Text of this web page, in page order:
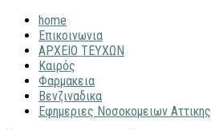
home
Επικοινωνια
ΑΡΧΕΙΟ ΤΕΥΧΩΝ
Καιρός
Φαρμακεια
Βενζιναδικα
Εφημεριες Νοσοκομειων Αττικης